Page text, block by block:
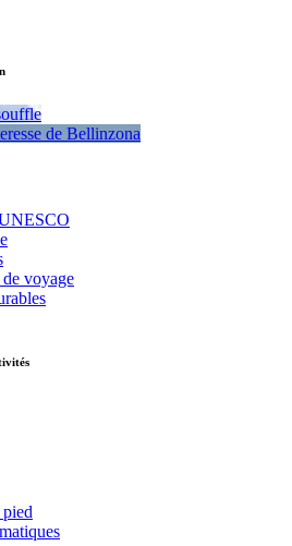
de Bellinzona
voyage